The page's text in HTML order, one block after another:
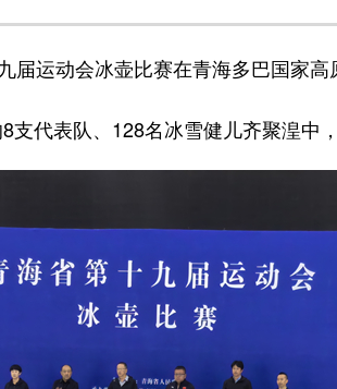
运动会冰壶比赛在青海多巴国家高
表队、128名冰雪健儿齐聚湟中，